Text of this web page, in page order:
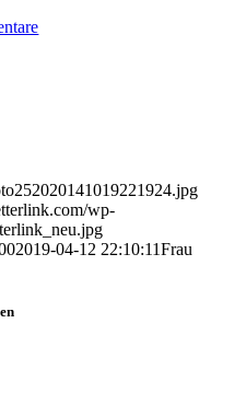
wp-
2019-04-12 22:10:11Frau